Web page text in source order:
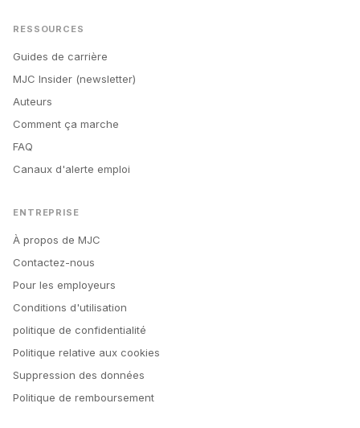
RESSOURCES
Guides de carrière
MJC Insider (newsletter)
Auteurs
Comment ça marche
FAQ
Canaux d'alerte emploi
ENTREPRISE
À propos de MJC
Contactez-nous
Pour les employeurs
Conditions d'utilisation
politique de confidentialité
Politique relative aux cookies
Suppression des données
Politique de remboursement